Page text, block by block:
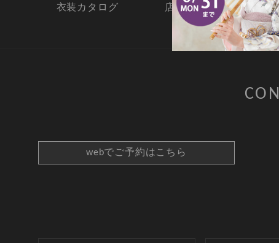
衣装カタログ
店舗情報 よく
webでご予約はこちら